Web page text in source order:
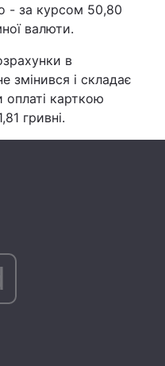
- за курсом 50,80
валюти.
в
змінився і складає
оплаті карткою
гривні.